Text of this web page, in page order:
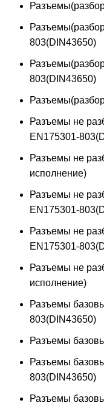
803(DIN43650)
803(DIN43650)
Разъемы не
EN175301-
Разъемы не
исполнение)
Разъемы не
EN175301-
Разъемы не
EN175301-
Разъемы не
исполнение)
Разъемы
803(DIN43650)
Разъемы
Разъемы
803(DIN43650)
Разъемы